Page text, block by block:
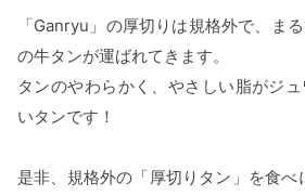
「Ganryu」の厚切りは規格外で、ま
の牛タンが運ばれてきます。
タンのやわらかく、やさしい脂がジ
いタンです！
是非、規格外の「厚切りタン」を食